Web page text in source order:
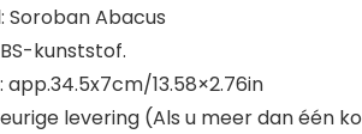
Soroban Abacus
kunststof.
13.58×2.76in
levering (Als u meer dan één